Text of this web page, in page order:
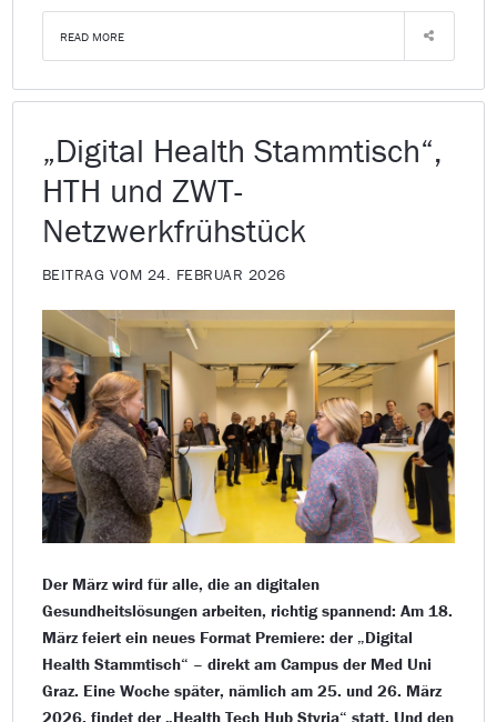
READ MORE
„Digital Health Stammtisch“,
HTH und ZWT-
Netzwerkfrühstück
BEITRAG VOM 24. FEBRUAR 2026
Der März wird für alle, die an digitalen
Gesundheitslösungen arbeiten, richtig spannend: Am 18.
März feiert ein neues Format Premiere: der „Digital
Health Stammtisch“ – direkt am Campus der Med Uni
Graz. Eine Woche später, nämlich am 25. und 26. März
2026, findet der „Health Tech Hub Styria“ statt. Und den